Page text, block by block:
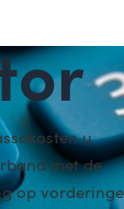
u
met de
op